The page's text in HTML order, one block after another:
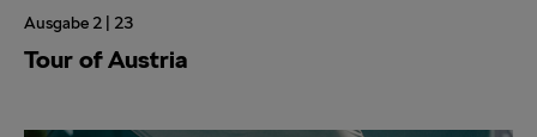
Ausgabe 2 | 23
Tour of Austria